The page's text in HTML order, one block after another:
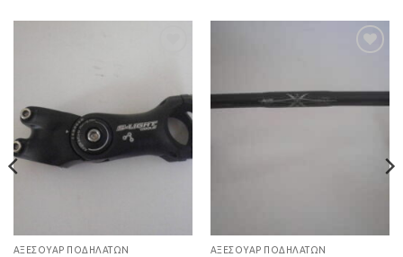
ΑΞΕΣΟΥΆΡ ΠΟΔΗΛΆΤΩΝ
Επιθυμιών
ΑΞΕΣΟΥΆΡ ΠΟΔΗΛΆΤΩΝ